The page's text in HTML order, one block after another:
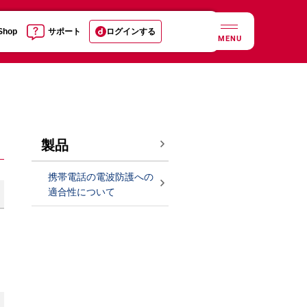
サポート ログインする
MENU
製品
携帯電話の電波防護への
適合性について